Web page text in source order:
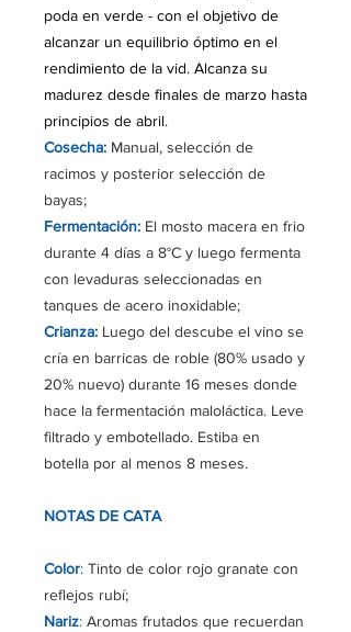
poda en verde - con el objetivo de
alcanzar un equilibrio óptimo en el
rendimiento de la vid. Alcanza su
madurez desde finales de marzo hasta
principios de abril.
Cosecha: Manual, selección de
racimos y posterior selección de
bayas;
Fermentación: El mosto macera en frio
durante 4 días a 8°C y luego fermenta
con levaduras seleccionadas en
tanques de acero inoxidable;
Crianza: Luego del descube el vino se
cría en barricas de roble (80% usado y
20% nuevo) durante 16 meses donde
hace la fermentación maloláctica. Leve
filtrado y embotellado. Estiba en
botella por al menos 8 meses.
NOTAS DE CATA
Color: Tinto de color rojo granate con
reflejos rubí;
Nariz: Aromas frutados que recuerdan